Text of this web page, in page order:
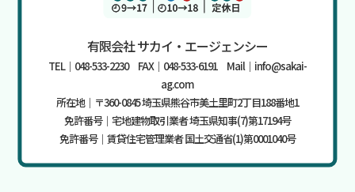
有限会社 サカイ・エージェンシー
TEL｜048-533-2230 FAX｜048-533-6191 Mail｜info@sakai-
ag.com
所在地｜〒360-0845 埼玉県熊谷市美土里町2丁目188番地1
免許番号｜宅地建物取引業者 埼玉県知事(7)第17194号
免許番号｜賃貸住宅管理業者 国土交通省(1)第0001040号